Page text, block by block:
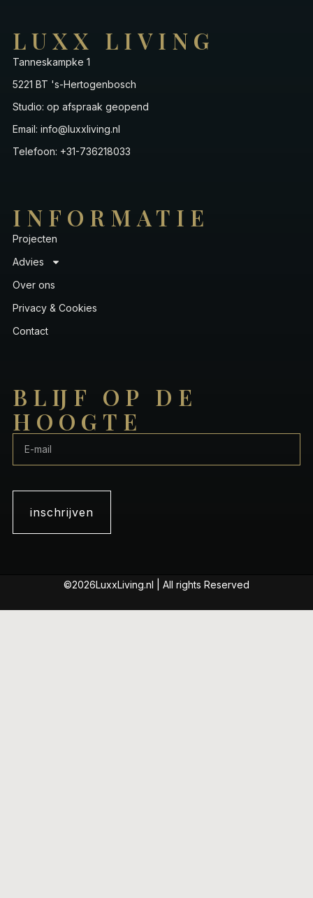
LUXX LIVING
Tanneskampke 1
5221 BT 's-Hertogenbosch
Studio: op afspraak geopend
Email: info@luxxliving.nl
Telefoon: +31-736218033
INFORMATIE
Projecten
Advies
Over ons
Privacy & Cookies
Contact
BLIJF OP DE
HOOGTE
inschrijven
©2026LuxxLiving.nl | All rights Reserved